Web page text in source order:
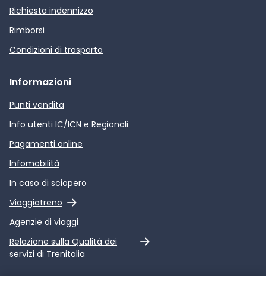
Richiesta indennizzo
Rimborsi
Condizioni di trasporto
Informazioni
Punti vendita
Info utenti IC/ICN e Regionali
Pagamenti online
Infomobilità
In caso di sciopero
Viaggiatreno
Link esterno
Agenzie di viaggi
Relazione sulla Qualità dei
servizi di Trenitalia
Link esterno